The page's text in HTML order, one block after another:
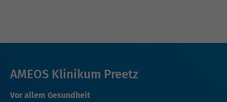
AMEOS Klinikum Preetz
Vor allem Gesundheit